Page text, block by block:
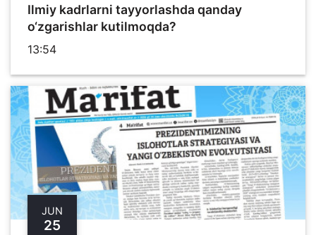
Ilmiy kadrlarni tayyorlashda qanday
o‘zgarishlar kutilmoqda?
13:54
JUN
25